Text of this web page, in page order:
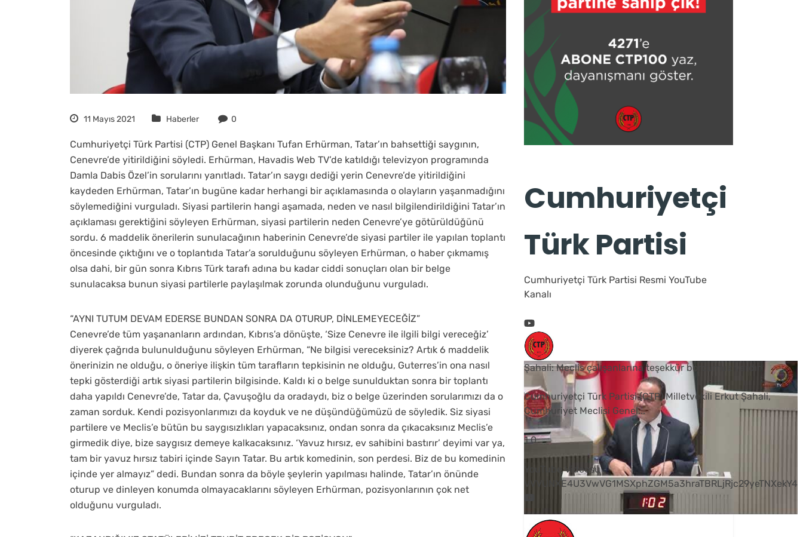
11 Mayıs 2021 Haberler 0
Cumhuriyetçi Türk Partisi (CTP) Genel Başkanı Tufan Erhürman, Tatar’ın bahsettiği saygının,
Cenevre’de yitirildiğini söyledi. Erhürman, Havadis Web TV’de katıldığı televizyon programında
Damla Dabis Özel’in sorularını yanıtladı. Tatar’ın saygı dediği yerin Cenevre’de yitirildiğini
kaydeden Erhürman, Tatar’ın bugüne kadar herhangi bir açıklamasında o olayların yaşanmadığını
söylemediğini vurguladı. Siyasi partilerin hangi aşamada, neden ve nasıl bilgilendirildiğini Tatar’ın
açıklaması gerektiğini söyleyen Erhürman, siyasi partilerin neden Cenevre’ye götürüldüğünü
sordu. 6 maddelik önerilerin sunulacağının haberinin Cenevre’de siyasi partiler ile yapılan toplantı
öncesinde çıktığını ve o toplantıda Tatar’a sorulduğunu söyleyen Erhürman, o haber çıkmamış
olsa dahi, bir gün sonra Kıbrıs Türk tarafı adına bu kadar ciddi sonuçları olan bir belge
sunulacaksa bunun siyasi partilerle paylaşılmak zorunda olunduğunu vurguladı.
“AYNI TUTUM DEVAM EDERSE BUNDAN SONRA DA OTURUP, DİNLEMEYECEĞİZ”
Cenevre’de tüm yaşananların ardından, Kıbrıs’a dönüşte, ‘Size Cenevre ile ilgili bilgi vereceğiz’
diyerek çağrıda bulunulduğunu söyleyen Erhürman, “Ne bilgisi vereceksiniz? Artık 6 maddelik
önerinizin ne olduğu, o öneriye ilişkin tüm tarafların tepkisinin ne olduğu, Guterres’in ona nasıl
tepki gösterdiği artık siyasi partilerin bilgisinde. Kaldı ki o belge sunulduktan sonra bir toplantı
daha yapıldı Cenevre’de, Tatar da, Çavuşoğlu da oradaydı, biz o belge üzerinden sorularımızı da o
zaman sorduk. Kendi pozisyonlarımızı da koyduk ve ne düşündüğümüzü de söyledik. Siz siyasi
partilere ve Meclis’e bütün bu saygısızlıkları yapacaksınız, ondan sonra da çıkacaksınız Meclis’e
girmedik diye, bize saygısız demeye kalkacaksınız. ‘Yavuz hırsız, ev sahibini bastırır’ deyimi var ya,
tam bir yavuz hırsız tabiri içinde Sayın Tatar. Bu artık komedinin, son perdesi. Biz de bu komedinin
içinde yer almayız” dedi. Bundan sonra da böyle şeylerin yapılması halinde, Tatar’ın önünde
oturup ve dinleyen konumda olmayacaklarını söyleyen Erhürman, pozisyonlarının çok net
olduğunu vurguladı.
Cumhuriyetçi
Türk Partisi
Cumhuriyetçi Türk Partisi Resmi YouTube
Kanalı
Şahali: Meclis çalışanlarına teşekkür borcumuz vardır
Cumhuriyetçi Türk Partisi (CTP) Milletvekili Erkut Şahali,
Cumhuriyet Meclisi Genel...
1 0
YouTube Videosu
VVVUNXE4U3VwVG1MSXphZGM5a3hraTBRLjRjc29yeTNXekY4